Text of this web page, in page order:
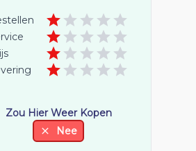
Zou Hier Weer Kopen
Nee